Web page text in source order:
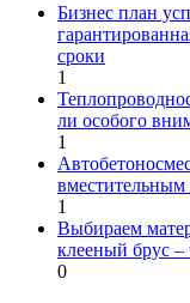
Бизнес план
сроки
1
ли особого
1
1
Выбираем
клееный брус –
0